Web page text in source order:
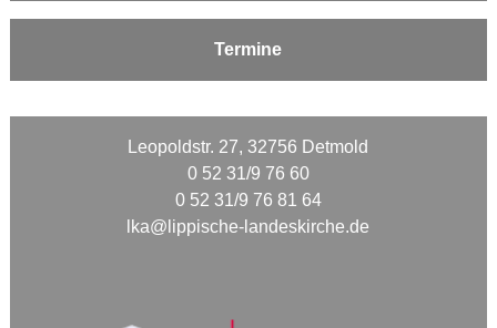
Termine
Leopoldstr. 27, 32756 Detmold
0 52 31/9 76 60
0 52 31/9 76 81 64
lka@lippische-landeskirche.de